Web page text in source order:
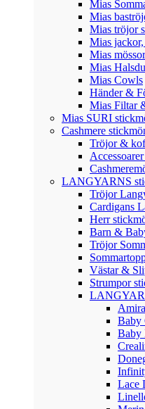
Mias
Mias
Mias tröjor
Mias
Mias mössor
Mias
Mias Cowls
Händer &
Mias Filtar
Mias SURI
Cashmere
Tröjor &
LANGYARNS
Tröjor
Cardigans
Herr
Barn &
Tröjor
Västar &
Strumpor
Baby
Baby
Lace